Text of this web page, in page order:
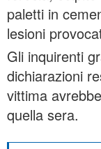
paletti in
lesioni
Gli inquirenti
dichiarazioni
vittima
quella sera.